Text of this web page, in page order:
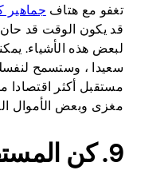
تغفو مع هتاف جماهير
قد يكون الوقت قد
لبعض هذه الأشياء.
سعيدا ، وستسمح
مستقبل أكثر اقتصادا
مغزى وبعض الأموال
9. كن المستقلة لأحلامك